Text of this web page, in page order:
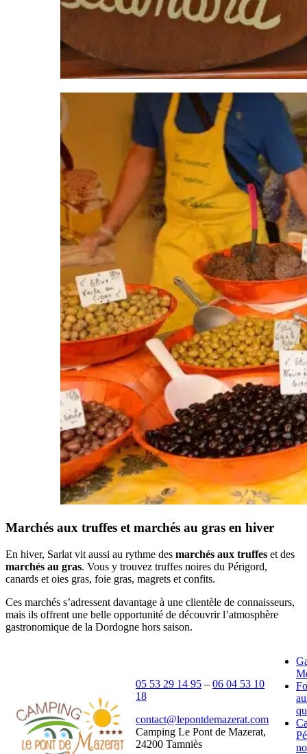
Marchés aux truffes et marchés au gras en hiver
En hiver, Sarlat vit aussi au rythme des marchés aux truffes et des
marchés au gras. Vous y trouvez truffes noires du Périgord,
canards et oies gras, foie gras, magrets et confits.
Ces marchés s’adressent davantage à une clientèle de connaisseurs,
mais ils offrent une belle opportunité de découvrir l’atmosphère
gastronomique de la Dordogne hors saison.
05 53 29 14 95 – 06 04 53 10
18
contact@lepontdemazerat.com
Camping Le Pont de Mazerat,
24200 Tamniès